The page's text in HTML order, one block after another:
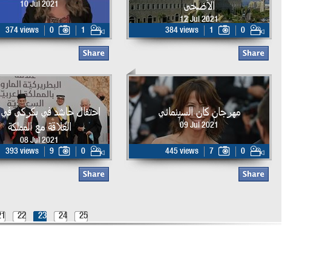
الأضحى
12 Jul 2021
384 views
1 0
10 Jul 2021
374 views 0 1
مهرجان كان السينمائي
09 Jul 2021
445 views 7 0
احتفال حاشد في بكركي في
العلاقة مع المملكة
08 Jul 2021
393 views
9 0
22 23 24 25